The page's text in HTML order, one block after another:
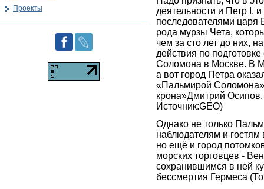
деятельности и Петр I,
последователями царя
рода мурзы Чета,
чем за сто лет до них,
действия по
Соломона в Москве. В
а вот город Петра
«Пальмирой
крона»Дмитрий
Источник:GEO)
Однако не только
наблюдателям и
но ещё и город
морских торговцев -
сохранившимся в ней
бессмертия Гермеса
Проекты